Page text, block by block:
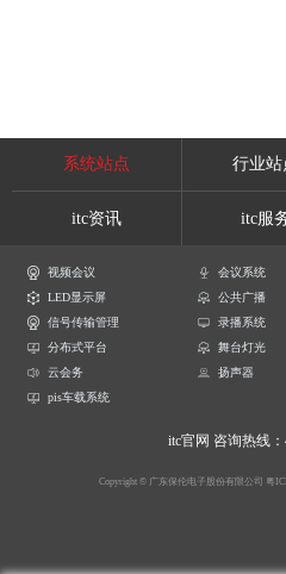
系统站点 行业站
itc资讯 itc服
视频会议 会议系统
LED显示屏
公共广播
信号传输管理
录播系统
分布式平台
舞台灯光
云会务
扬声器
pis车载系统
itc官网 咨询热线：
Copyright © 广东保伦电子股份有限公司 粤